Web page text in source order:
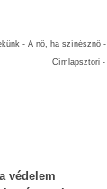
- A nő, ha színésznő -
Címlapsztori -
védelem